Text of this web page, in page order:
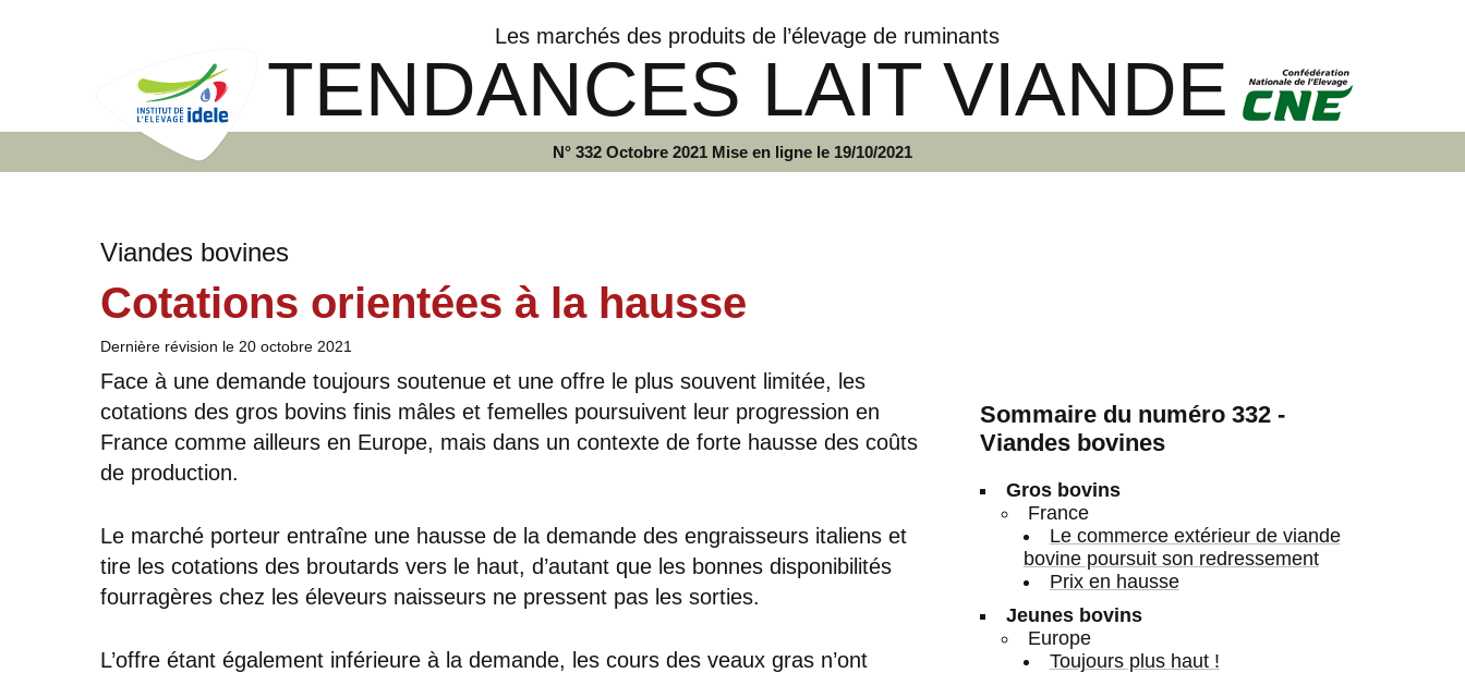
Les marchés des produits de l’élevage de ruminants
TENDANCES LAIT VIANDE
N° 332 Octobre 2021 Mise en ligne le 19/10/2021
Viandes bovines
Cotations orientées à la hausse
Dernière révision le 20 octobre 2021
Face à une demande toujours soutenue et une offre le plus souvent limitée, les
cotations des gros bovins finis mâles et femelles poursuivent leur progression en
France comme ailleurs en Europe, mais dans un contexte de forte hausse des coûts
de production.
Le marché porteur entraîne une hausse de la demande des engraisseurs italiens et
tire les cotations des broutards vers le haut, d’autant que les bonnes disponibilités
fourragères chez les éleveurs naisseurs ne pressent pas les sorties.
L’offre étant également inférieure à la demande, les cours des veaux gras n’ont
Sommaire du numéro 332 -
Viandes bovines
Gros bovins
France
Le commerce extérieur de viande
bovine poursuit son redressement
Prix en hausse
Jeunes bovins
Europe
Toujours plus haut !